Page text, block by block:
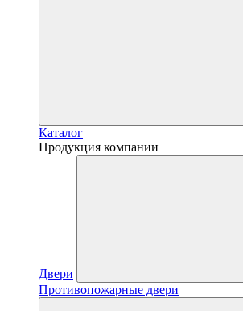
Каталог
Продукция компании
Двери
Противопожарные двери